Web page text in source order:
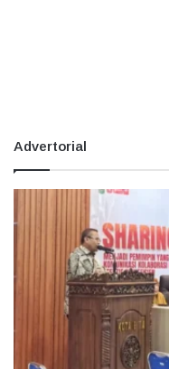
Advertorial